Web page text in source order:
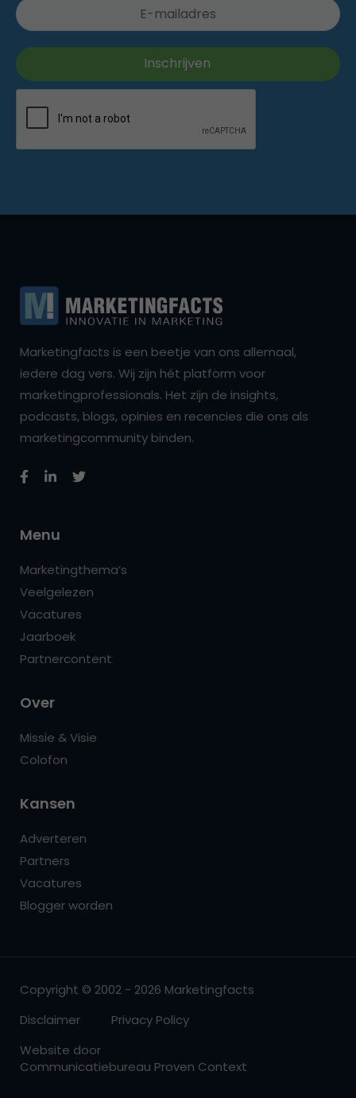
Marketingfacts is een beetje van ons allemaal,
iedere dag vers. Wij zijn hét platform voor
marketingprofessionals. Het zijn de insights,
podcasts, blogs, opinies en recencies die ons als
marketingcommunity binden.
Menu
Marketingthema’s
Veelgelezen
Vacatures
Jaarboek
Partnercontent
Over
Missie & Visie
Colofon
Kansen
Adverteren
Partners
Vacatures
Blogger worden
Copyright © 2002 - 2026 Marketingfacts
Disclaimer
Privacy Policy
Website door
Communicatiebureau Proven Context